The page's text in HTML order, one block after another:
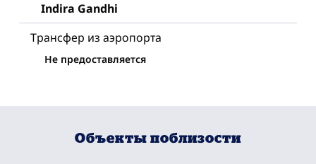
Indira Gandhi
Трансфер из аэропорта
Не предоставляется
Объекты поблизости